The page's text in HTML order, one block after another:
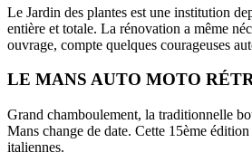
Le Jardin des plantes est une institution
entière et totale. La rénovation a même
ouvrage, compte quelques courageuses
LE MANS AUTO MOTO
Grand chamboulement, la traditionnelle
Mans change de date. Cette 15ème
italiennes.